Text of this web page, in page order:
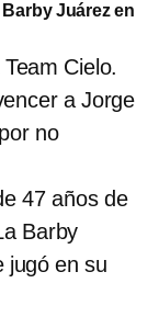
Juárez en
Cielo.
a Jorge
no
47 años de
Barby
jugó en su